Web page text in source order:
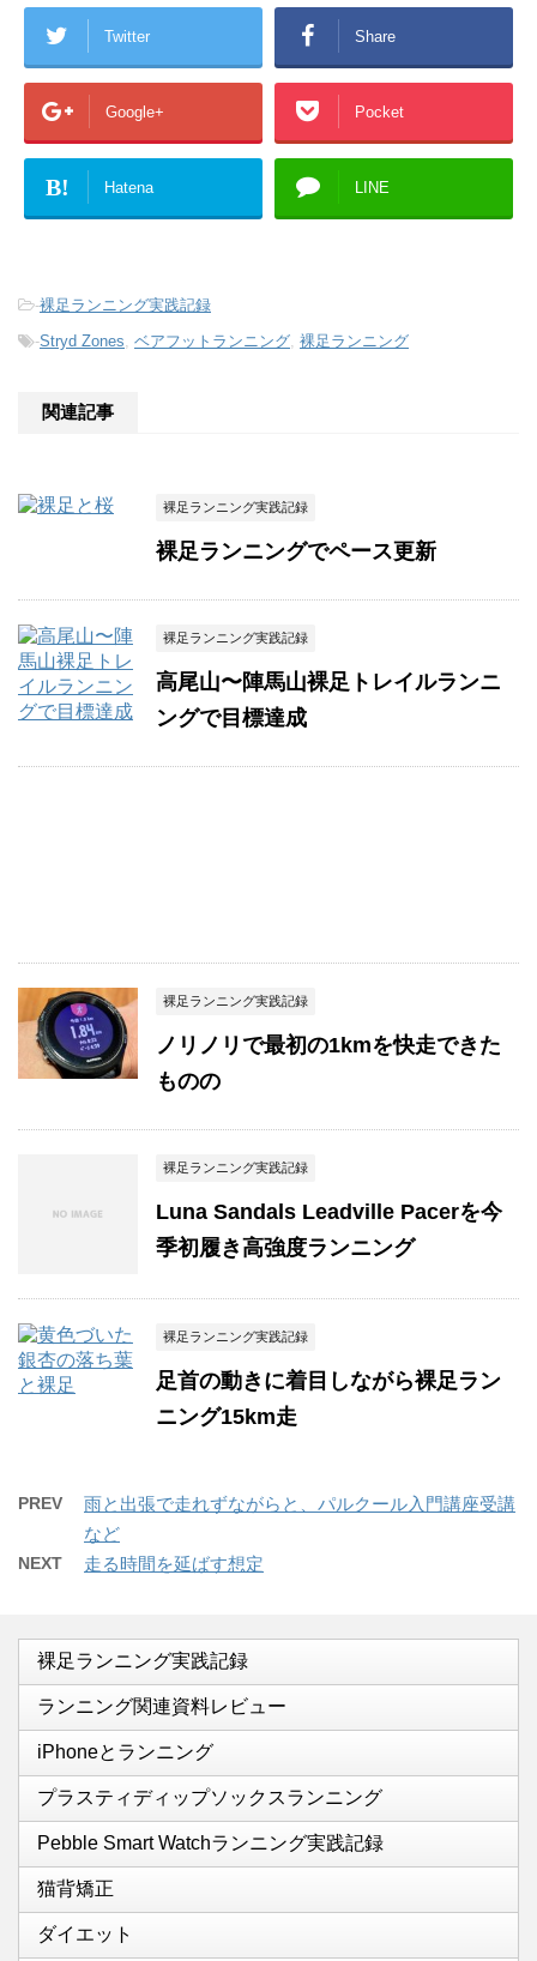
Twitter Share
Google+ Pocket
B! Hatena LINE
-裸足ランニング実践記録
-Stryd Zones, ベアフットランニング, 裸足ランニング
関連記事
裸足ランニング実践記録
裸足ランニングでペース更新
裸足ランニング実践記録
高尾山〜陣馬山裸足トレイルランニ
ングで目標達成
裸足ランニング実践記録
ノリノリで最初の1kmを快走できた
ものの
裸足ランニング実践記録
Luna Sandals Leadville Pacerを今
季初履き高強度ランニング
裸足ランニング実践記録
足首の動きに着目しながら裸足ラン
ニング15km走
PREV
雨と出張で走れずながらと、パルクール入門講座受講
など
NEXT 走る時間を延ばす想定
裸足ランニング実践記録
ランニング関連資料レビュー
iPhoneとランニング
プラスティディップソックスランニング
Pebble Smart Watchランニング実践記録
猫背矯正
ダイエット